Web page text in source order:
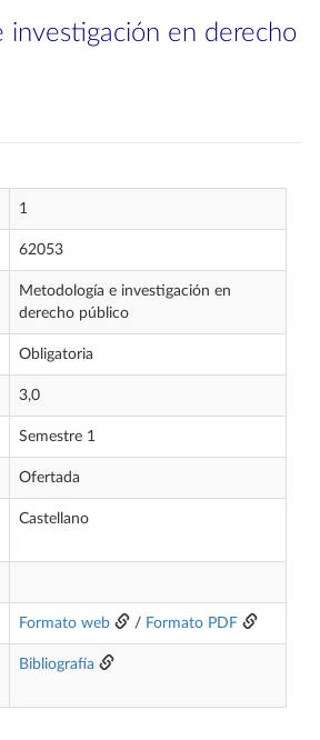
investigación en derecho
1
62053
Metodología e investigación en
derecho público
Obligatoria
3,0
Semestre 1
Ofertada
Castellano
Formato web / Formato PDF
Bibliografía